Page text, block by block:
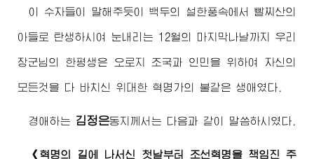
이 수자들이 말해주듯이 백두의 설한풍속에서 빨찌산의
아들로 탄생하시여 눈내리는 12월의 마지막나날까지 우리
장군님 의 한평생은 오로지 조국과 인민을 위하여 자신의
모든것을 다 바치신 위대한 혁명가의 불같은 생애였다.
경애하는 김정은동지 께서는 다음과 같이 말씀하시였다.
《혁명의 길에 나서신 첫날부터 조선혁명을 책임진 주